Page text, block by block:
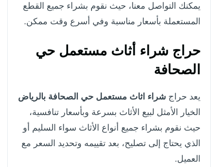
يمكنك التواصل معنا، حيث نقوم بشراء جميع القطع
المستعملة بأسعار مناسبة وفي أسرع وقت ممكن.
حراج شراء أثاث مستعمل حي
الصحافة
يعد حراج شراء اثاث مستعمل حي الصحافة بالرياض
الخيار الأمثل لبيع الأثاث بسرعة وبأسعار تنافسية،
حيث نقوم بشراء جميع أنواع الأثاث سواء السليم أو
الذي يحتاج إلى تصليح، بعد تقييمه وتحديد السعر مع
العميل.